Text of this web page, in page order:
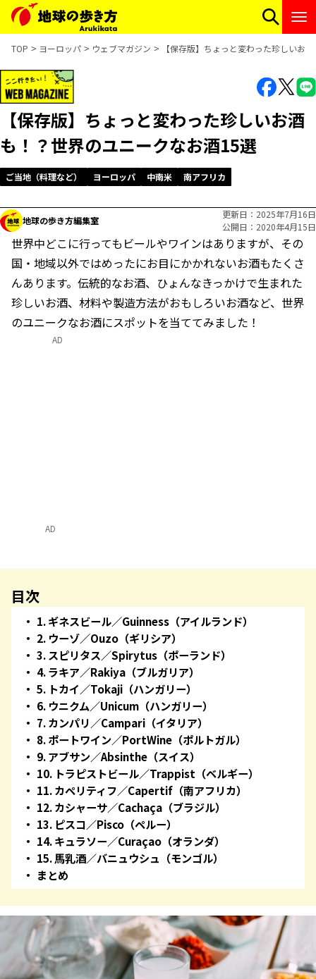
TOP ヨーロッパ ウェブマガジン 【保存版】ちょっと変わった珍しいお
【保存版】ちょっと変わった珍しいお酒
も！？世界のユニークなお酒15選
ご当地（料理など） ヨーロッパ 中南米 南アフリカ
地球の歩き方編集室
更新日
2025年7月16日
公開日
2020年4月15日
世界中どこに行ってもビールやワインはありますが、その
国・地域以外ではめったにお目にかかれないお酒もたくさ
んあります。伝統的なお酒、ひょんなきっかけで生まれた
珍しいお酒、材料や製造方法がおもしろいお酒など、世界
のユニークなお酒にスポットを当ててみました！
AD
目次
1. ギネスビール／Guinness（アイルランド）
2. ウーゾ／Ouzo（ギリシア）
3. スピリタス／Spirytus（ポーランド）
4. ラキア／Rakiya（ブルガリア）
5. トカイ／Tokaji（ハンガリー）
6. ウニクム／Unicum（ハンガリー）
7. カンパリ／Campari（イタリア）
8. ポートワイン／PortWine（ポルトガル）
9. アブサン／Absinthe（スイス）
10. トラピストビール／Trappist（ベルギー）
11. カペリティフ／Capertif（南アフリカ）
12. カシャーサ／Cachaça（ブラジル）
13. ピスコ／Pisco（ペルー）
14. キュラソー／Curaçao（オランダ）
15. 馬乳酒／バニュウシュ（モンゴル）
まとめ
AD